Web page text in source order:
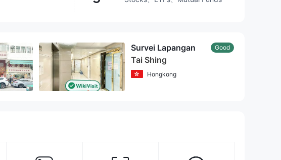
Area pameran Statistik Pencarian
http://www.taishinghk.com/en/
Survei Lapangan Good
Tai Shing
Hongkong